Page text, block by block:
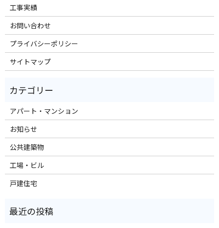
工事実績
お問い合わせ
プライバシーポリシー
サイトマップ
アパート・マンション
お知らせ
公共建築物
工場・ビル
戸建住宅